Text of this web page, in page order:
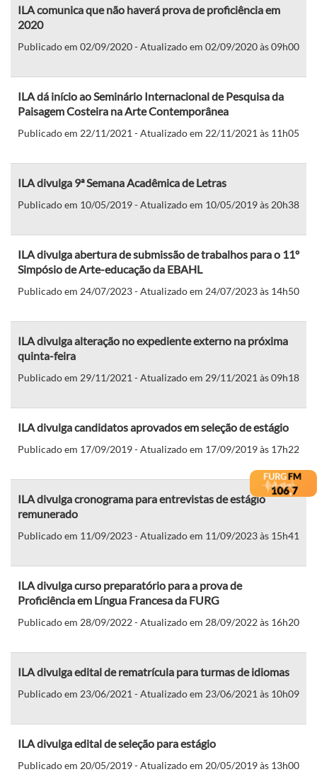
ILA comunica que não haverá prova de proficiência em
2020
Publicado em 02/09/2020 - Atualizado em 02/09/2020 às 09h00
ILA dá início ao Seminário Internacional de Pesquisa da
Paisagem Costeira na Arte Contemporânea
Publicado em 22/11/2021 - Atualizado em 22/11/2021 às 11h05
ILA divulga 9ª Semana Acadêmica de Letras
Publicado em 10/05/2019 - Atualizado em 10/05/2019 às 20h38
ILA divulga abertura de submissão de trabalhos para o 11º
Simpósio de Arte-educação da EBAHL
Publicado em 24/07/2023 - Atualizado em 24/07/2023 às 14h50
ILA divulga alteração no expediente externo na próxima
quinta-feira
Publicado em 29/11/2021 - Atualizado em 29/11/2021 às 09h18
ILA divulga candidatos aprovados em seleção de estágio
Publicado em 17/09/2019 - Atualizado em 17/09/2019 às 17h22
ILA divulga cronograma para entrevistas de estágio
remunerado
Publicado em 11/09/2023 - Atualizado em 11/09/2023 às 15h41
ILA divulga curso preparatório para a prova de
Proficiência em Língua Francesa da FURG
Publicado em 28/09/2022 - Atualizado em 28/09/2022 às 16h20
ILA divulga edital de rematrícula para turmas de idiomas
Publicado em 23/06/2021 - Atualizado em 23/06/2021 às 10h09
ILA divulga edital de seleção para estágio
Publicado em 20/05/2019 - Atualizado em 20/05/2019 às 13h00